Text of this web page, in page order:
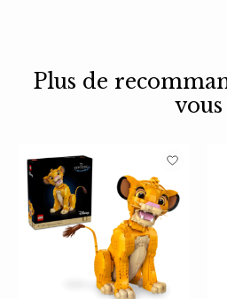
Plus de
vous
Articles du carrousel de